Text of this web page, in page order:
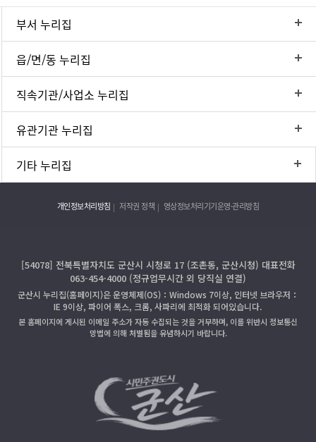
부서 누리집
읍/면/동 누리집
직속기관/사업소 누리집
유관기관 누리집
기타 누리집
개인정보처리방침 저작권 정책 영상정보처리기기운영·관리방침
[54078] 전북특별자치도 군산시 시청로 17 (조촌동, 군산시청) 대표전화
063-454-4000 (정규업무시간 외 당직실 연결)
군산시 누리집(홈페이지)은 운영체제(OS)：Windows 7이상, 인터넷 브라우저：
IE 9이상, 파이어 폭스, 크롬, 사파리에 최적화 되어있습니다.
본 홈페이지에 게시된 이메일 주소가 자동 수집되는 것을 거부하며, 이를 위반시 정보통신
망법에 의해 처벌됨을 유념하시기 바랍니다.